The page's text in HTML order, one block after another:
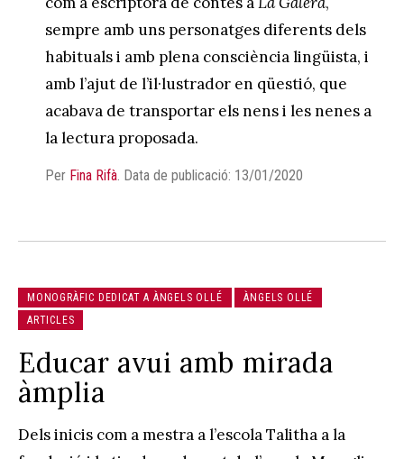
sempre amb uns personatges diferents dels
habituals i amb plena consciència lingüista, i
amb l’ajut de l’il·lustrador en qüestió, que
acabava de transportar els nens i les nenes a
la lectura proposada.
Per Fina Rifà Data de publicació: 13/01/2020
MONOGRÀFIC DEDICAT A ÀNGELS OLLÉ
ÀNGELS OLLÉ
ARTICLES
Educar avui amb mirada
àmplia
Dels inicis com a mestra a l’escola Talitha a la